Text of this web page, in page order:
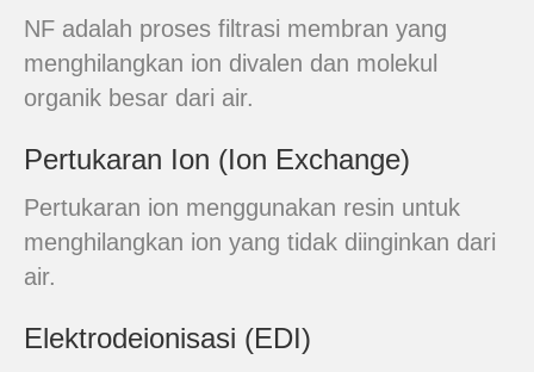
NF adalah proses filtrasi membran yang
menghilangkan ion divalen dan molekul
organik besar dari air.
Pertukaran Ion (Ion Exchange)
Pertukaran ion menggunakan resin untuk
menghilangkan ion yang tidak diinginkan dari
air.
Elektrodeionisasi (EDI)